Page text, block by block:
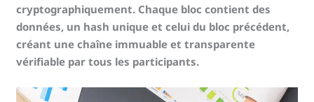
cryptographiquement. Chaque bloc contient des
données, un hash unique et celui du bloc précédent,
créant une chaîne immuable et transparente
vérifiable par tous les participants.